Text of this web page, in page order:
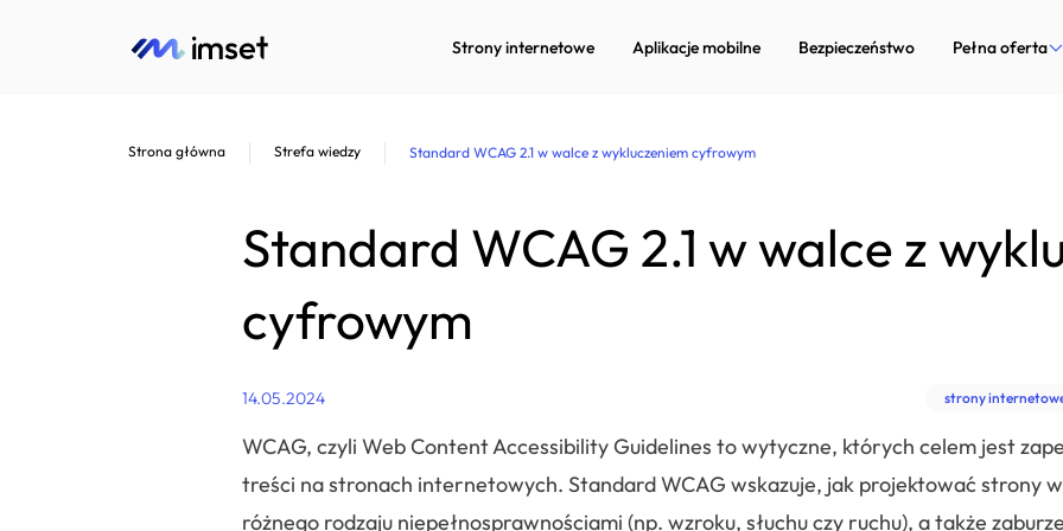
Strony internetowe Aplikacje mobilne Bezpieczeństwo Pełna oferta
Zarządzanie
Systemy
Strona główna Strefa wiedzy Standard WCAG 2.1 w walce z wykluczeniem cyfrowym
Standard WCAG 2.1 w walce z
cyfrowym
14.05.2024 strony
WCAG, czyli Web Content Accessibility Guidelines to wytyczne, których celem jest
treści na stronach internetowych. Standard WCAG wskazuje, jak projektować strony
różnego rodzaju niepełnosprawnościami (np. wzroku, słuchu czy ruchu), a także